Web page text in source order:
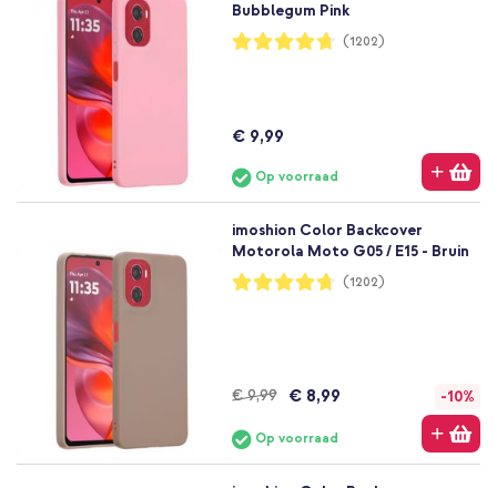
Bubblegum Pink
Waardering:
94%
(1202)
€ 9,99
Op voorraad
imoshion Color Backcover
Motorola Moto G05 / E15 - Bruin
Waardering:
94%
(1202)
€ 9,99 € 8,99 -10%
Op voorraad